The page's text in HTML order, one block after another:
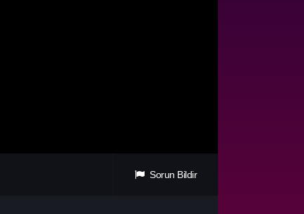
Sorun Bildir